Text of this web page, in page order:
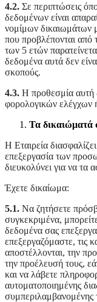
4.2. Σε περιπτώσεις
δεδομένων είναι
νομίμων δικαιωμάτων
που προβλέπονται από
των 5 ετών
δεδομένα αυτά δεν
σκοπούς.
4.3. Η προθεσμία αυτή
φορολογικών ελέγχων
Τα δικαιώματά
Η Εταιρεία
επεξεργασία των
διευκολύνει για να τα
Έχετε δικαίωμα:
5.1. Να ζητήσετε
συγκεκριμένα,
δεδομένα σας
επεξεργαζόμαστε, τις
αποστέλλονται, την
την προέλευσή τους,
και να λάβετε
αυτοματοποιημένης
συμπεριλαμβανομένης